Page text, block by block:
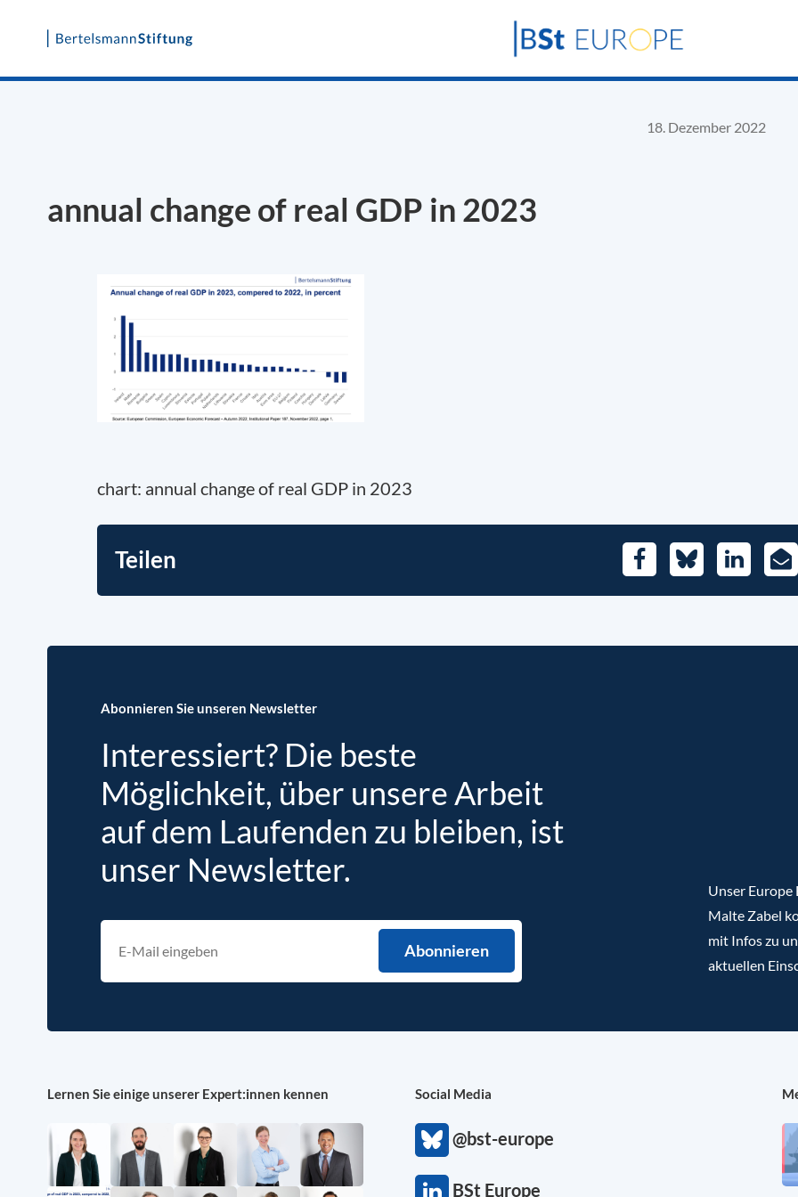
Skip
18. Dezember 2022
annual change of real GDP in 2023
chart: annual change of real GDP in 2023
Teilen FacebookBlueskyLinkedIn
E-
Abonnieren Sie unseren Newsletter
Interessiert? Die beste
Möglichkeit, über unsere Arbeit
auf dem Laufenden zu bleiben, ist
unser Newsletter.
Unser
Malte Zabel
mit Infos zu
aktuellen
Lernen Sie einige unserer Expert:innen kennen Social Media
@bst-europe
BSt Europe